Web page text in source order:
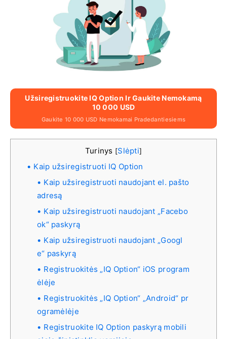
Užsiregistruokite IQ Option Ir Gaukite Nemokamą
10 000 USD
Gaukite 10 000 USD Nemokamai Pradedantiesiems
Turinys [Slėpti]
Kaip užsiregistruoti IQ Option
Kaip užsiregistruoti naudojant el. pašto
adresą
Kaip užsiregistruoti naudojant „Facebo
ok“ paskyrą
Kaip užsiregistruoti naudojant „Googl
e“ paskyrą
Registruokitės „IQ Option“ iOS program
ėlėje
Registruokitės „IQ Option“ „Android“ pr
ogramėlėje
Registruokite IQ Option paskyrą mobili